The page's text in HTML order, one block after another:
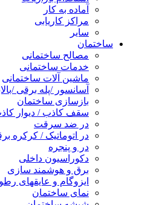
آماده به کار
مراکز کاریابی
سایر
ساختمان
مصالح ساختمانی
خدمات ساختمانی
ماشین آلات ساختمانی
آسانسور /پله برقی /
بازسازی ساختمان
سقف کاذب / دیوار
در ضد سرقت
در اتوماتیک / کرکره
در و پنجره
دکوراسیون داخلی
برق و هوشمند سازی
ایزوگام و عایقهای
نمای ساختمان